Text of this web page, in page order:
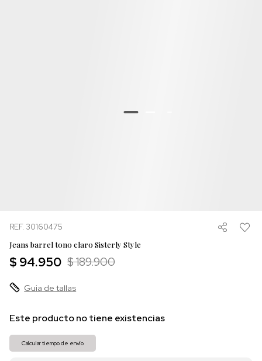
REF. 30160475
Jeans barrel tono claro Sisterly Style
$ 94.950 $ 189.900
Guia de tallas
Este producto no tiene existencias
Calcular tiempo de envío